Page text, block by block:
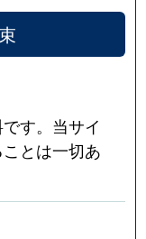
す。当サイ
とは一切あ